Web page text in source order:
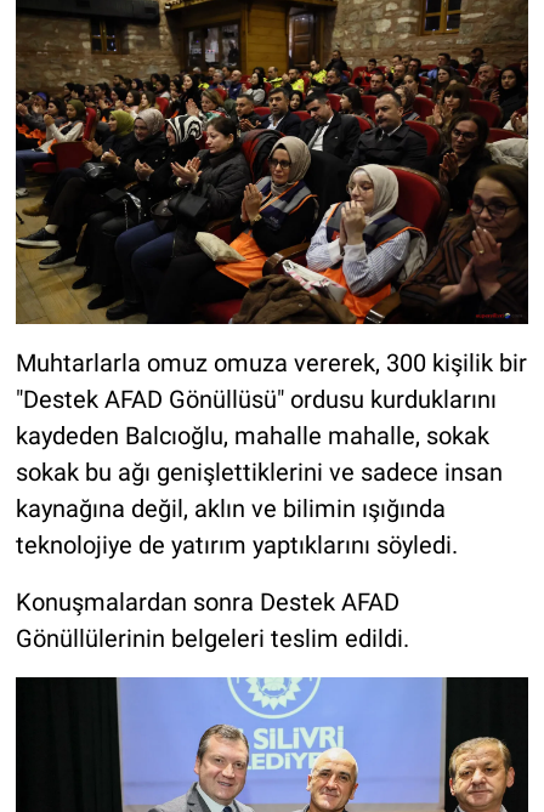
Muhtarlarla omuz omuza vererek, 300 kişilik bir
"Destek AFAD Gönüllüsü" ordusu kurduklarını
kaydeden Balcıoğlu, mahalle mahalle, sokak
sokak bu ağı genişlettiklerini ve sadece insan
kaynağına değil, aklın ve bilimin ışığında
teknolojiye de yatırım yaptıklarını söyledi.
Konuşmalardan sonra Destek AFAD
Gönüllülerinin belgeleri teslim edildi.